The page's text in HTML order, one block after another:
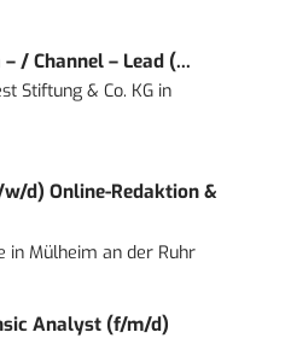
/ Channel – Lead (...
Stiftung & Co. KG in
d) Online-Redaktion &
inMülheim an der Ruhr
Analyst (f/m/d)